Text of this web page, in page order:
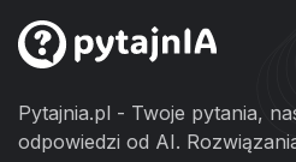
Pytajnia.pl - Twoje pytania,
odpowiedzi od AI.